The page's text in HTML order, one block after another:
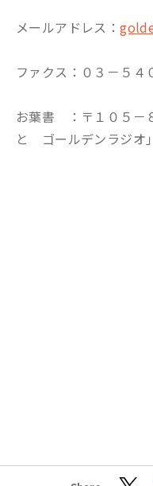
メールアドレス：
ファクス：０３－５４
お葉書 ：〒１０５－
と ゴールデンラジオ」